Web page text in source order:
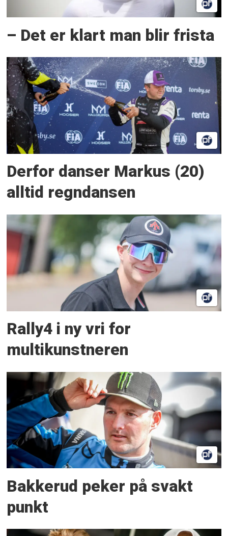
– Det er klart man blir frista
Derfor danser Markus (20)
alltid regndansen
Rally4 i ny vri for
multikunstneren
Bakkerud peker på svakt
punkt